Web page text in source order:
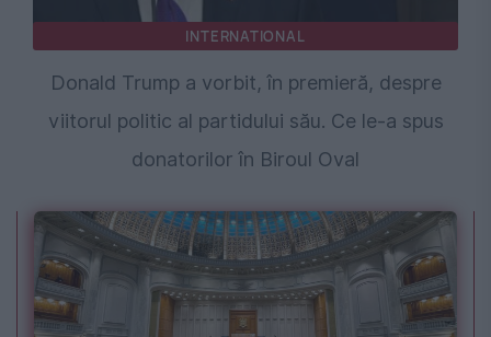
INTERNATIONAL
Donald Trump a vorbit, în premieră, despre
viitorul politic al partidului său. Ce le-a spus
donatorilor în Biroul Oval